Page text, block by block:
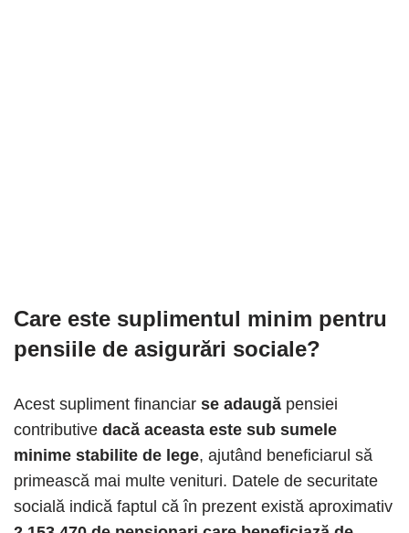
Care este suplimentul minim pentru
pensiile de asigurări sociale?
Acest supliment financiar se adaugă pensiei
contributive dacă aceasta este sub sumele
minime stabilite de lege, ajutând beneficiarul să
primească mai multe venituri. Datele de securitate
socială indică faptul că în prezent există aproximativ